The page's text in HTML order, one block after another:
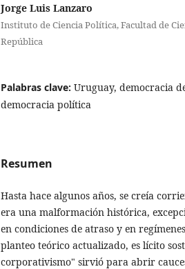
Jorge Luis Lanzaro
Instituto de Ciencia Política, Facultad de
República
Palabras clave: Uruguay, democracia
democracia política
Resumen
Hasta hace algunos años, se creía
era una malformación histórica,
en condiciones de atraso y en
planteo teórico actualizado, es lícito
corporativismo" sirvió para abrir